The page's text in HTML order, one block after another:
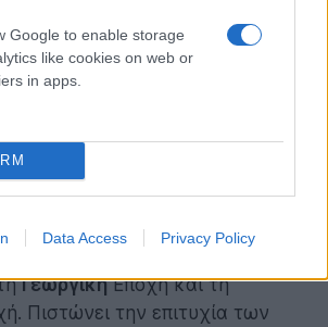
Google to enable storage
like cookies on web or
in apps.
Data Access Privacy Policy
κειμένου, ο Altman διαμορφώνει
ως την αυγή της «Εποχής της
επόμενης
μετασχηματιστικής
ΓεωργικήΕποχή και τη
Πιστώνει την επιτυχία των